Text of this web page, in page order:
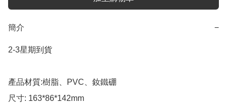
簡介 −
2-3星期到貨
產品材質:樹脂、PVC、釹鐵硼
尺寸: 163*86*142mm